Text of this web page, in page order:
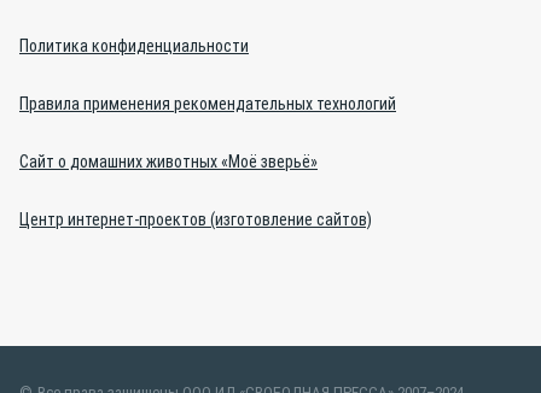
Политика конфиденциальности
Правила применения рекомендательных технологий
Сайт о домашних животных «Моё зверьё»
Центр интернет-проектов (изготовление сайтов)